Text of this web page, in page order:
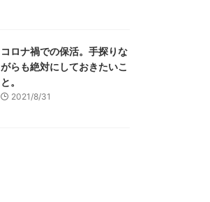
コロナ禍での保活。手探りな
がらも絶対にしておきたいこ
と。
2021/8/31